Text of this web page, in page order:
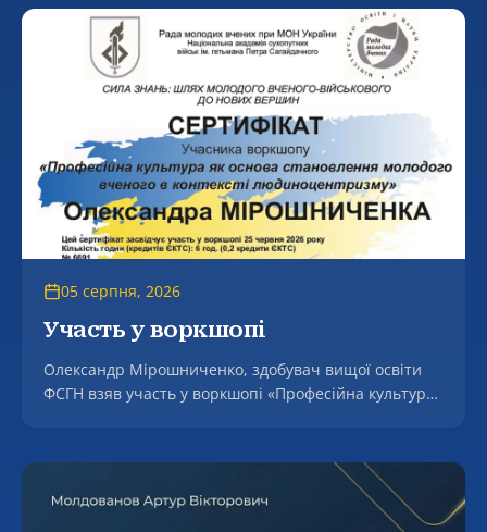
сфері» (EUNDAS).
05 серпня, 2026
Участь у воркшопі
Олександр Мірошниченко, здобувач вищої освіти
ФСГН взяв участь у воркшопі «Професійна культура